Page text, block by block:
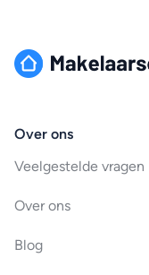
Over ons
Veelgestelde vragen
Over ons
Blog